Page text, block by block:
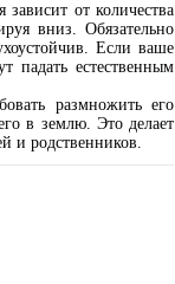
от количества
вниз. Обязательно
Если ваше
падать естественным
размножить его
в землю. Это делает
и родственников.